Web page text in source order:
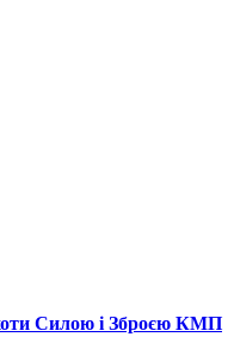
Силою і Зброєю КМП